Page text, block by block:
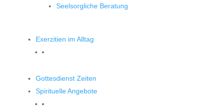
Seelsorgliche Beratung
Exerzitien im Alltag
Gottesdienst Zeiten
Spirituelle Angebote